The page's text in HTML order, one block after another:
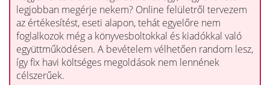
legjobban megérje nekem? Online felületről tervezem
az értékesítést, eseti alapon, tehát egyelőre nem
foglalkozok még a könyvesboltokkal és kiadókkal való
együttműködésen. A bevételem vélhetően random lesz,
így fix havi költséges megoldások nem lennének
célszerűek.